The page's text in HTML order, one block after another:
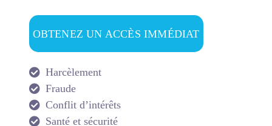
OBTENEZ UN ACCÈS IMMÉDIAT
Harcèlement
Fraude
Conflit d’intérêts
Santé et sécurité